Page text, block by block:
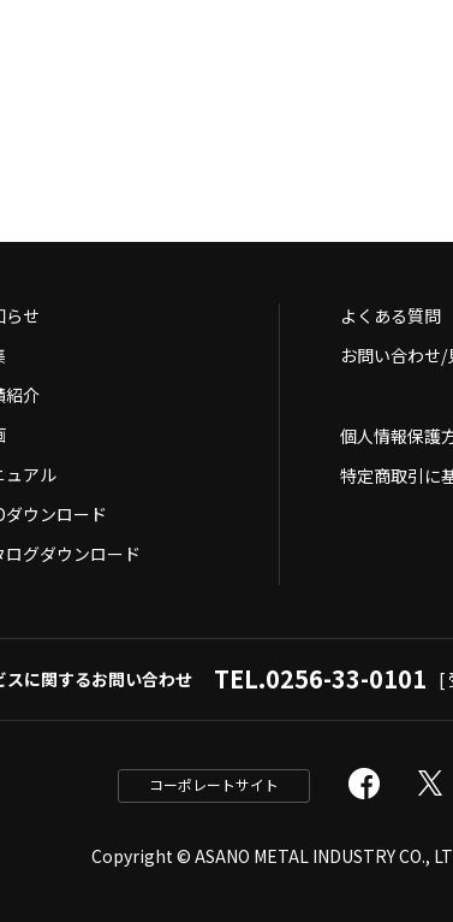
らせ
紹介
ュアル
ダウンロード
ログダウンロード
よくある質問
お問い合わせ/
個人情報保護
特定商取引に
スに関するお問い合わせ TEL.0256-33-0101 [
コーポレートサイト
Copyright © ASANO METAL INDUSTRY CO.,